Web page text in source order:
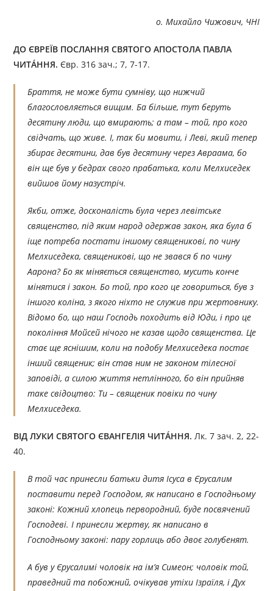
о. Михайло Чижович, ЧНІ
ДО ЄВРЕЇВ ПОСЛАННЯ СВЯТОГО АПОСТОЛА ПАВЛА
ЧИТÁННЯ. Євр. 316 зач.; 7, 7-17.
Браття, не може бути сумніву, що нижчий
благословляється вищим. Ба більше, тут беруть
десятину люди, що вмирають; а там – той, про кого
свідчать, що живе. І, так би мовити, і Леві, який тепер
збирає десятини, дав був десятину через Авраама, бо
він ще був у бедрах свого прабатька, коли Мелхиседек
вийшов йому назустріч.
Якби, отже, досконалість була через левітське
священство, під яким народ одержав закон, яка була б
іще потреба постати іншому священикові, по чину
Мелхиседека, священикові, що не звався б по чину
Аарона? Бо як міняється священство, мусить конче
мінятися і закон. Бо той, про кого це говориться, був з
іншого коліна, з якого ніхто не служив при жертовнику.
Відомо бо, що наш Господь походить від Юди, і про це
покоління Мойсей нічого не казав щодо священства. Це
стає ще яснішим, коли на подобу Мелхиседека постає
інший священик; він став ним не законом тілесної
заповіді, а силою життя нетлінного, бо він прийняв
таке свідоцтво: Ти – священик повіки по чину
Мелхиседека.
ВІД ЛУКИ СВЯТОГО ЄВАНГЕЛІЯ ЧИТÁННЯ. Лк. 7 зач. 2, 22-
40.
В той час принесли батьки дитя Ісуса в Єрусалим
поставити перед Господом, як написано в Господньому
законі: Кожний хлопець первородний, буде посвячений
Господеві. І принесли жертву, як написано в
Господньому законі: пару горлиць або двоє голубенят.
А був у Єрусалимі чоловік на ім’я Симеон; чоловік той,
праведний та побожний, очікував утіхи Ізраїля, і Дух